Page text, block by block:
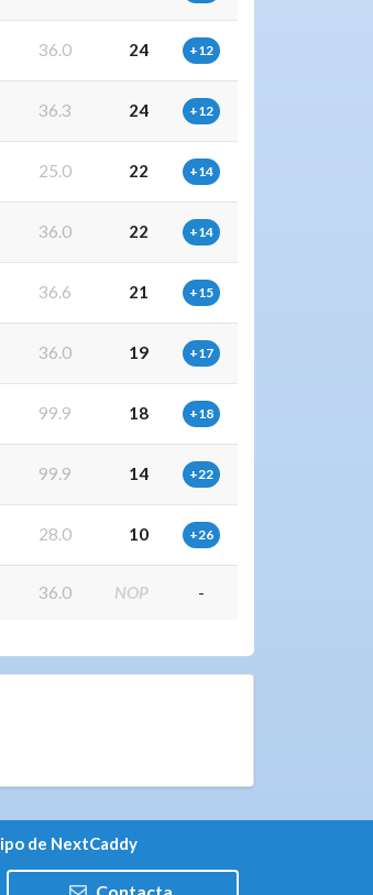
36.0 24 +12
36.3 24 +12
25.0 22 +14
36.0 22 +14
36.6 21 +15
36.0 19 +17
99.9 18 +18
99.9 14 +22
28.0 10 +26
36.0 NOP -
de NextCaddy